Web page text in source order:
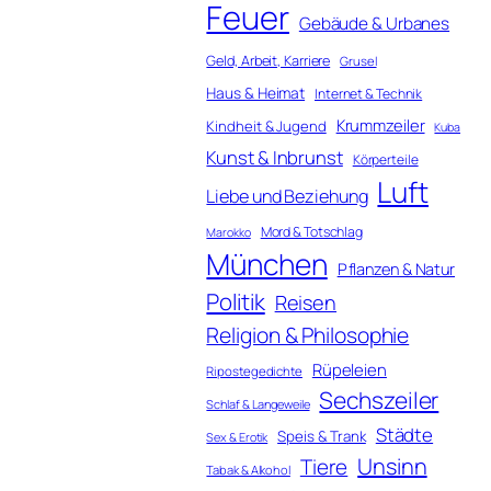
Feuer Gebäude & Urbanes
Geld, Arbeit, Karriere Grusel
Haus & Heimat Internet & Technik
Kindheit & Jugend Krummzeiler Kuba
Kunst & Inbrunst Körperteile
Liebe und Beziehung Luft
Marokko Mord & Totschlag
München Pflanzen & Natur
Politik Reisen
Religion & Philosophie
Ripostegedichte Rüpeleien
Schlaf & Langeweile Sechszeiler
Sex & Erotik Speis & Trank Städte
Tabak & Alkohol Tiere Unsinn